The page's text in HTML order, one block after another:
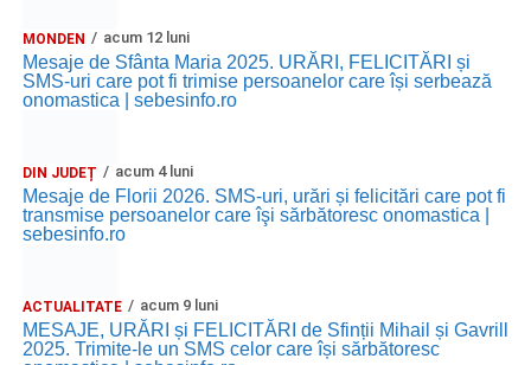
MONDEN acum 12 luni
Mesaje de Sfânta Maria 2025. URĂRI, FELICITĂRI și
SMS-uri care pot fi trimise persoanelor care își serbează
onomastica | sebesinfo.ro
DIN JUDEȚ acum 4 luni
Mesaje de Florii 2026. SMS-uri, urări și felicitări care pot fi
transmise persoanelor care îşi sărbătoresc onomastica |
sebesinfo.ro
ACTUALITATE acum 9 luni
MESAJE, URĂRI și FELICITĂRI de Sfinții Mihail și Gavrill
2025. Trimite-le un SMS celor care își sărbătoresc